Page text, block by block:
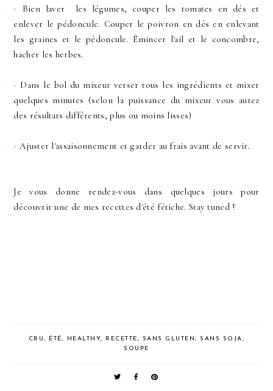
• Bien laver
les légumes, couper les tomates en dés et
enlever le pédoncule. Couper le poivron en dés en enlevant
les graines et le pédoncule. Émincer l'ail et le concombre,
hacher les herbes.
• Dans le bol du mixeur verser tous les ingrédients et mixer
quelques minutes (selon la puissance du mixeur vous aurez
des résultats différents, plus ou moins lisses)
• Ajuster l'assaisonnement et garder au frais avant de servir.
Je vous donne rendez-vous dans quelques jours pour
découvrir une de mes recettes d'été fétiche. Stay tuned !
CRU, ÉTÉ, HEALTHY, RECETTE, SANS GLUTEN,SANS SOJA,
SOUPE